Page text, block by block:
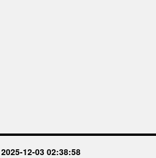
12-03 02:38:58